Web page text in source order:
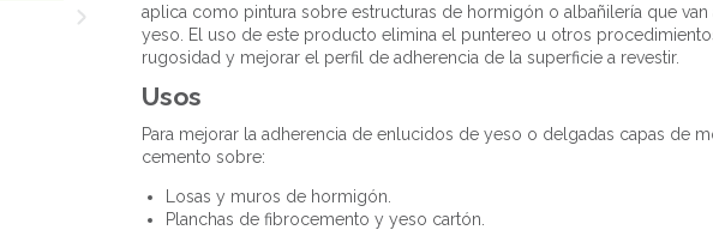
aplica como pintura sobre estructuras de hormigón o albañilería que van
yeso. El uso de este producto elimina el puntereo u otros
rugosidad y mejorar el perfil de adherencia de la superficie a revestir.
Usos
Para mejorar la adherencia de enlucidos de yeso o delgadas capas de
cemento sobre:
Losas y muros de hormigón.
Planchas de fibrocemento y yeso cartón.